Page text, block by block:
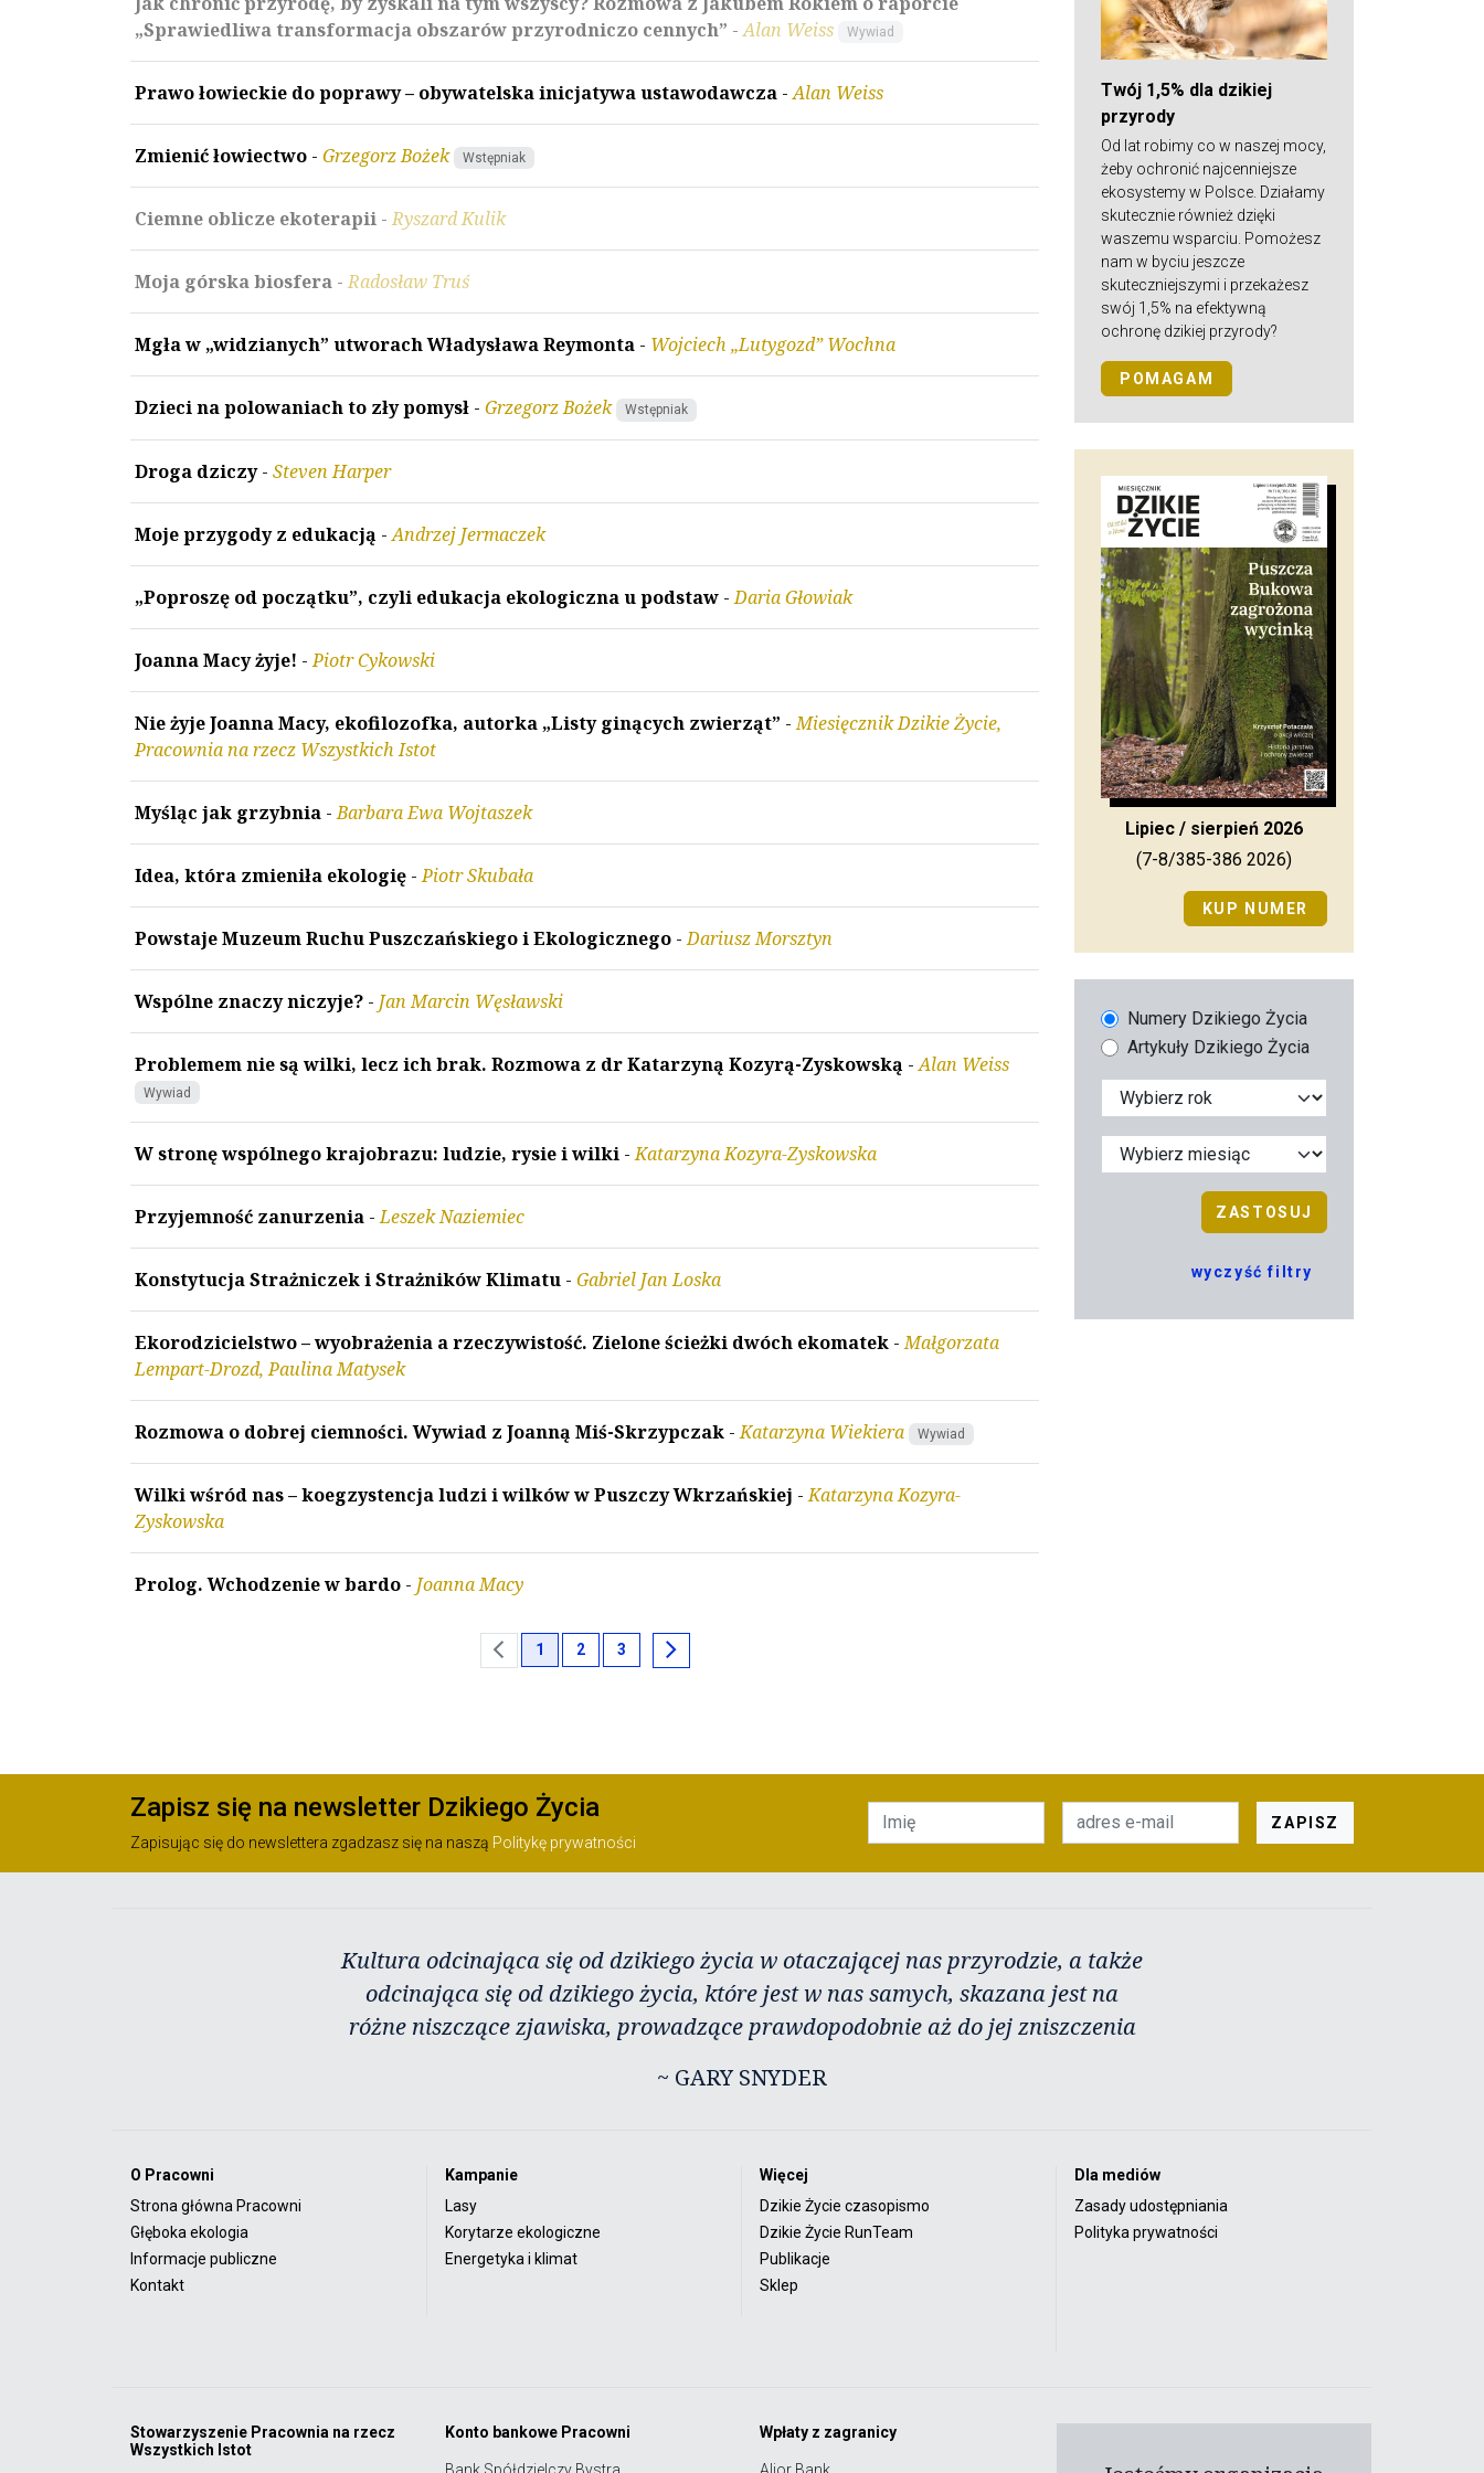
„Sprawiedliwa transformacja obszarów przyrodniczo cennych” -Alan Weiss Wywiad
Prawo łowieckie do poprawy – obywatelska inicjatywa ustawodawcza -Alan Weiss
Zmienić łowiectwo - Grzegorz Bożek Wstępniak
Ciemne oblicze ekoterapii -Ryszard Kulik
Moja górska biosfera -Radosław Truś
Mgła w „widzianych” utworach Władysława Reymonta - Wojciech „Lutygozd” Wochna
Dzieci na polowaniach to zły pomysł - Grzegorz Bożek Wstępniak
Droga dziczy- Steven Harper
Moje przygody z edukacją -Andrzej Jermaczek
„Poproszę od początku”, czyli edukacja ekologiczna u podstaw -Daria Głowiak
Joanna Macy żyje! -Piotr Cykowski
Nie żyje Joanna Macy, ekofilozofka, autorka „Listy ginących zwierząt” -Miesięcznik Dzikie Życie,
Pracownia na rzecz Wszystkich Istot
Myśląc jak grzybnia -Barbara Ewa Wojtaszek
Idea, która zmieniła ekologię -Piotr Skubała
Powstaje Muzeum Ruchu Puszczańskiego i Ekologicznego -Dariusz Morsztyn
Wspólne znaczy niczyje? - Jan Marcin Węsławski
Problemem nie są wilki, lecz ich brak. Rozmowa z dr Katarzyną Kozyrą-Zyskowską -Alan Weiss
Wywiad
W stronę wspólnego krajobrazu: ludzie, rysie i wilki -Katarzyna Kozyra-Zyskowska
Przyjemność zanurzenia -Leszek Naziemiec
Konstytucja Strażniczek i Strażników Klimatu - Gabriel Jan Loska
Ekorodzicielstwo – wyobrażenia a rzeczywistość. Zielone ścieżki dwóch ekomatek -Małgorzata
Lempart-Drozd, Paulina Matysek
Rozmowa o dobrej ciemności. Wywiad z Joanną Miś-Skrzypczak -Katarzyna Wiekiera Wywiad
Wilki wśród nas – koegzystencja ludzi i wilków w Puszczy Wkrzańskiej -Katarzyna Kozyra-
Zyskowska
Prolog. Wchodzenie w bardo - Joanna Macy
chevron_left 1 2 3 chevron_right
Twój 1,5% dla dzikiej
przyrody
Od lat robimy co w naszej mocy,
żeby ochronić najcenniejsze
ekosystemy w Polsce. Działamy
skutecznie również dzięki
waszemu wsparciu. Pomożesz
nam w byciu jeszcze
skuteczniejszymi i przekażesz
swój 1,5% na efektywną
ochronę dzikiej przyrody?
POMAGAM
Lipiec / sierpień 2026
(7-8/385-386 2026)
KUP NUMER
Numery Dzikiego Życia
Artykuły Dzikiego Życia
ZASTOSUJ
wyczyść filtry
Zapisz się na newsletter Dzikiego Życia
Zapisując się do newslettera zgadzasz się na naszą Politykę prywatności
ZAPISZ
Kultura odcinająca się od dzikiego życia w otaczającej nas przyrodzie, a także
odcinająca się od dzikiego życia, które jest w nas samych, skazana jest na
różne niszczące zjawiska, prowadzące prawdopodobnie aż do jej zniszczenia
~ GARY SNYDER
O Pracowni
Strona główna Pracowni
Głęboka ekologia
Informacje publiczne
Kontakt
Kampanie
Lasy
Korytarze ekologiczne
Energetyka i klimat
Więcej
Dzikie Życie czasopismo
Dzikie Życie RunTeam
Publikacje
Sklep
Dla mediów
Zasady udostępniania
Polityka prywatności
Stowarzyszenie Pracownia na rzecz
Wszystkich Istot
Konto bankowe Pracowni Wpłaty z zagranicy